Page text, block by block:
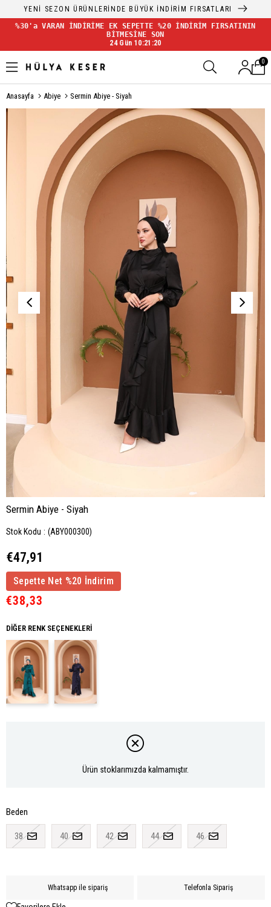
YENİ SEZON ÜRÜNLERİNDE BÜYÜK İNDİRİM FIRSATLARI
%30'a VARAN İNDİRİME EK SEPETTE %20 İNDİRİM FIRSATININ
BİTMESİNE SON
24 Gün 10:21:19
0
Anasayfa Abiye Sermin Abiye - Siyah
Sermin Abiye - Siyah
Stok Kodu (ABY000300)
€47,91
Sepette Net %20 İndirim
€38,33
DIĞER RENK SEÇENEKLERI
Ürün stoklarımızda kalmamıştır.
Beden
38 40 42 44 46
Whatsapp ile sipariş Telefonla Sipariş